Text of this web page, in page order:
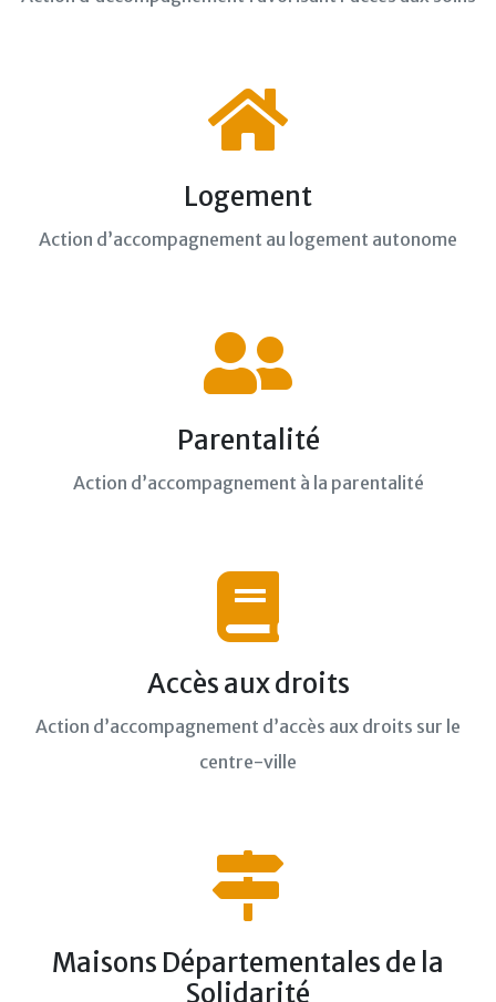
Logement
Action d’accompagnement au logement autonome
Parentalité
Action d’accompagnement à la parentalité
Accès aux droits
Action d’accompagnement d’accès aux droits sur le
centre-ville
Maisons Départementales de la
Solidarité